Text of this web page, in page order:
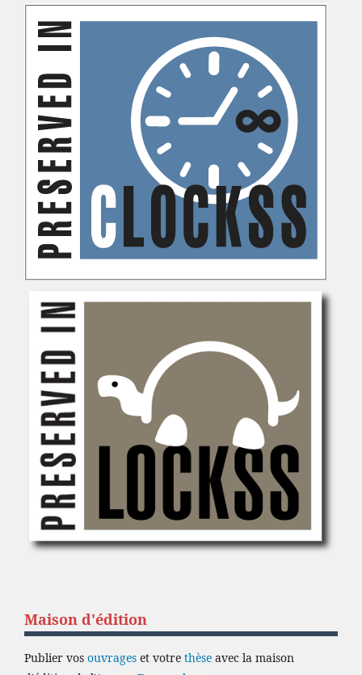
Maison d'édition
Publier vos ouvrages et votre thèse avec la maison